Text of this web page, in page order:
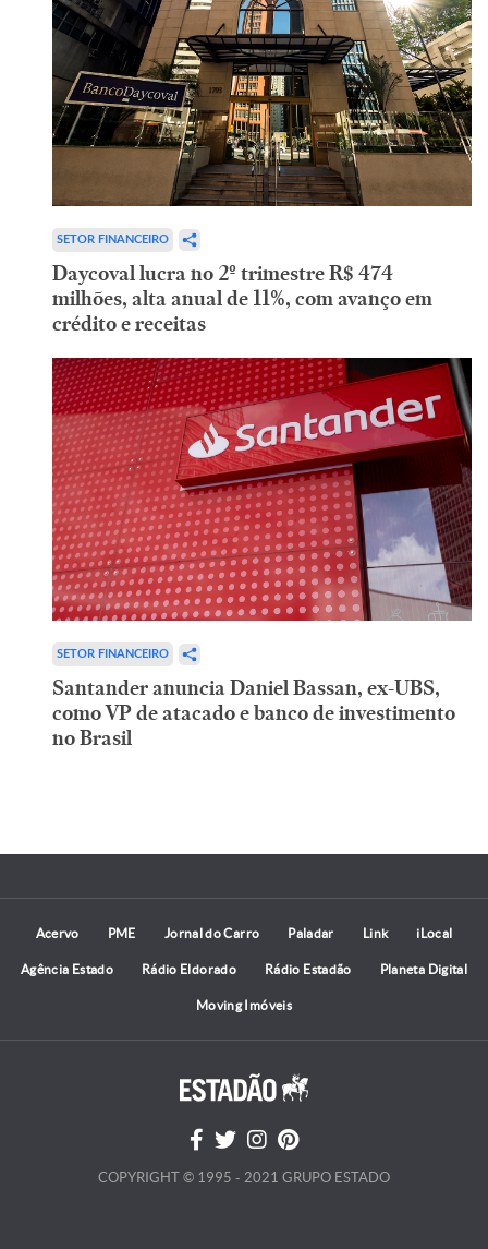
SETOR FINANCEIRO
Daycoval lucra no 2º trimestre R$ 474
milhões, alta anual de 11%, com avanço em
crédito e receitas
SETOR FINANCEIRO
Santander anuncia Daniel Bassan, ex-UBS,
como VP de atacado e banco de investimento
no Brasil
Acervo PME Jornal do Carro Paladar Link iLocal
Agência Estado Rádio Eldorado Rádio Estadão Planeta Digital
Moving Imóveis
COPYRIGHT © 1995 - 2021 GRUPO ESTADO